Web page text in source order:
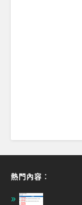
熱門內容︰